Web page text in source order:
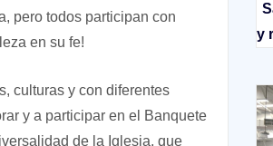
pero todos participan con
en su fe!
culturas y con diferentes
y a participar en el Banquete
de la Iglesia, que
y